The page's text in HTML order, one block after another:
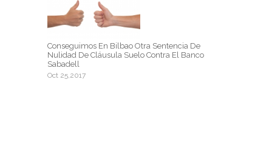
Conseguimos En Bilbao Otra Sentencia De
Nulidad De Cláusula Suelo Contra El Banco
Sabadell
Oct 25,2017